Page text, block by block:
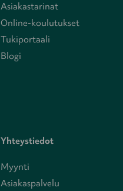
Asiakastarinat
Online-koulutukset
Tukiportaali
Blogi
Yhteystiedot
Myynti
Asiakaspalvelu